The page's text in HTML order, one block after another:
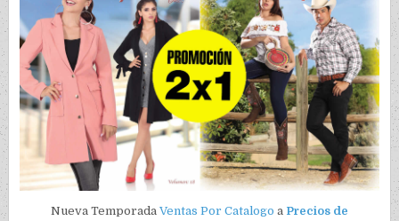
Nueva Temporada Ventas Por Catalogo a Precios de